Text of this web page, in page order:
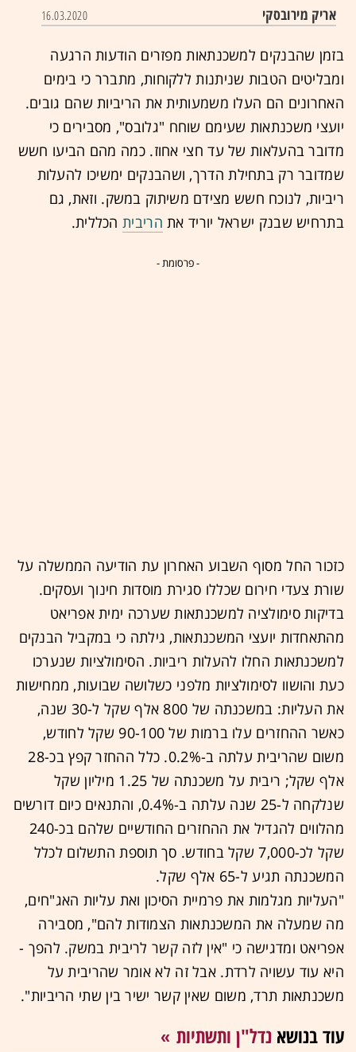
אריק מירובסקי 16.03.2020
בזמן שהבנקים למשכנתאות מפזרים הודעות הרגעה
ומבליטים הטבות שניתנות ללקוחות, מתברר כי בימים
האחרונים הם העלו משמעותית את הריביות שהם גובים.
יועצי משכנתאות שעימם שוחח "גלובס", מסבירים כי
מדובר בהעלאות של עד חצי אחוז. כמה מהם הביעו חשש
שמדובר רק בתחילת הדרך, ושהבנקים ימשיכו להעלות
ריביות, לנוכח חשש מצידם משיתוק במשק. וזאת, גם
בתרחיש שבנק ישראל יוריד את הריביתהכללית.
- פרסומת -
כזכור החל מסוף השבוע האחרון עת הודיעה הממשלה על
שורת צעדי חירום שכללו סגירת מוסדות חינוך ועסקים.
בדיקות סימולציה למשכנתאות שערכה ימית אפריאט
מהתאחדות יועצי המשכנתאות, גילתה כי במקביל הבנקים
למשכנתאות החלו להעלות ריביות. הסימולציות שנערכו
כעת והושוו לסימולציות מלפני כשלושה שבועות, ממחישות
את העליות: במשכנתה של 800 אלף שקל ל-30 שנה,
כאשר ההחזרים עלו ברמות של 90-100 שקל לחודש,
משום שהריבית עלתה ב-0.2%. כלל ההחזר קפץ בכ-28
אלף שקל; ריבית על משכנתה של 1.25 מיליון שקל
שנלקחה ל-25 שנה עלתה ב-0.4%, והתנאים כיום דורשים
מהלווים להגדיל את ההחזרים החודשיים שלהם בכ-240
שקל לכ-7,000 שקל בחודש. סך תוספת התשלום לכלל
המשכנתה תגיע ל-65 אלף שקל.
"העליות מגלמות את פרמיית הסיכון ואת עליות האג"חים,
מה שמעלה את המשכנתאות הצמודות להם", מסבירה
אפריאט ומדגישה כי "אין לזה קשר לריבית במשק. להפך -
היא עוד עשויה לרדת. אבל זה לא אומר שהריבית על
משכנתאות תרד, משום שאין קשר ישיר בין שתי הריביות".
עוד בנושא נדל"ן ותשתיות